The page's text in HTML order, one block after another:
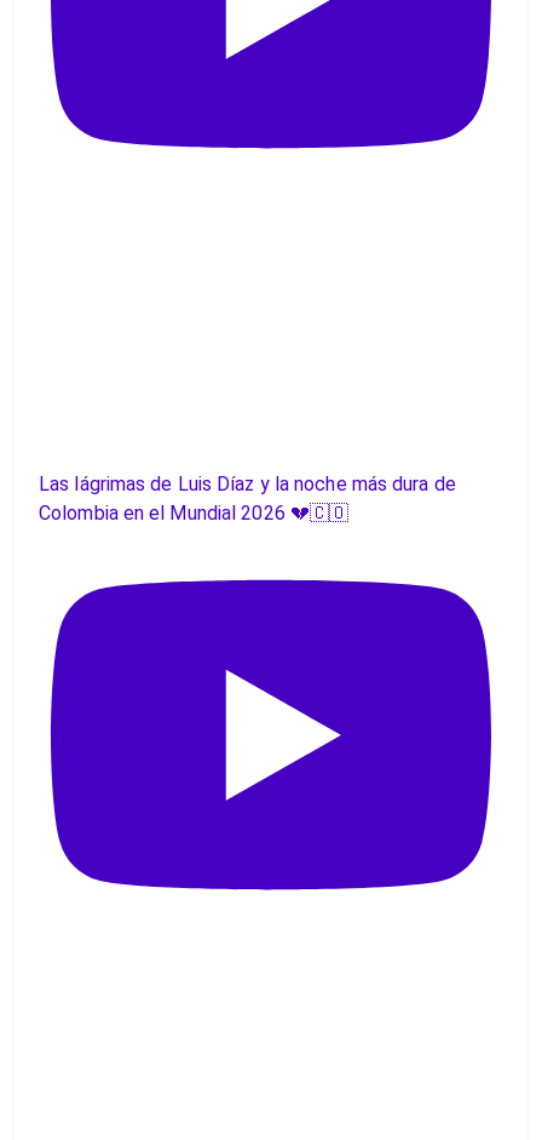
Las lágrimas de Luis Díaz y la noche más dura de
Colombia en el Mundial 2026 💔🇨🇴